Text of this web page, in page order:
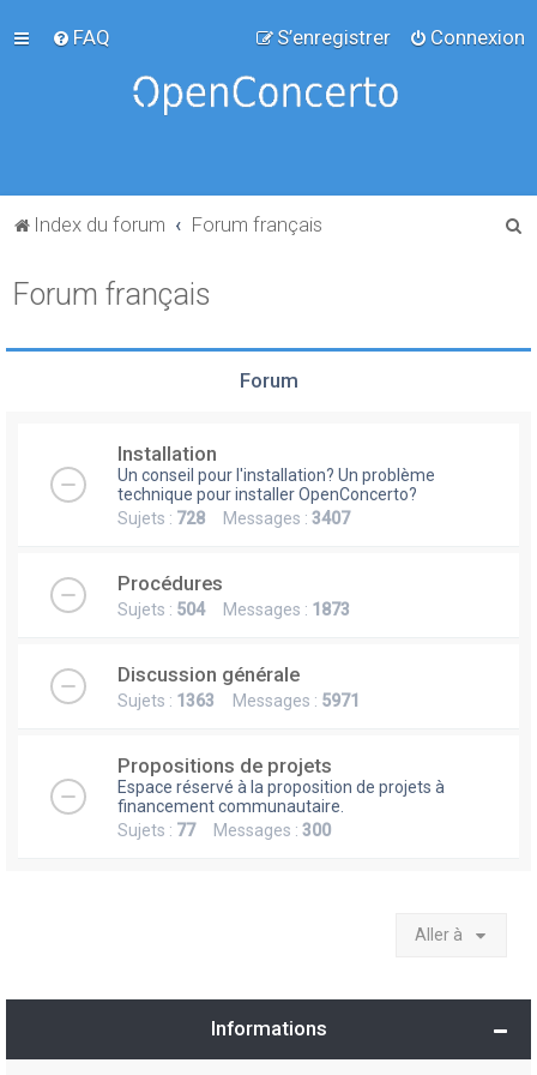
FAQ Connexion
S’enregistrer
Index du forum Forum français
e
Forum français
Forum
Installation
Un conseil pour l'installation? Un problème
technique pour installer OpenConcerto?
Sujets : 728 Messages : 3407
Procédures
Sujets : 504Messages : 1873
Discussion générale
Sujets : 1363 Messages : 5971
Propositions de projets
Espace réservé à la proposition de projets à
financement communautaire.
Sujets : 77Messages : 300
Aller à
Informations